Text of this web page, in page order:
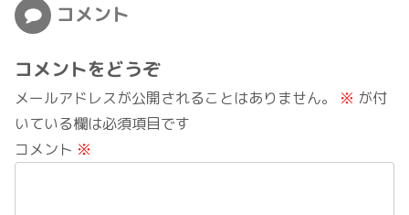
コメント
コメントをどうぞ
メールアドレスが公開されることはありません。 ※ が付
いている欄は必須項目です
コメント ※